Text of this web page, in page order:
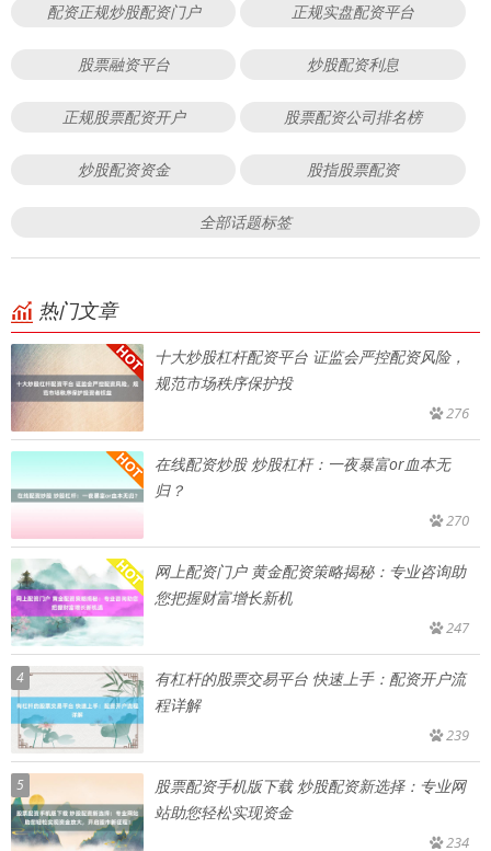
配资正规炒股配资门户 正规实盘配资平台
股票融资平台 炒股配资利息
正规股票配资开户 股票配资公司排名榜
炒股配资资金 股指股票配资
全部话题标签
热门文章
十大炒股杠杆配资平台 证监会严控配资风险，
规范市场秩序保护投
276
在线配资炒股 炒股杠杆：一夜暴富or血本无
归？
270
网上配资门户 黄金配资策略揭秘：专业咨询助
您把握财富增长新机
247
4
有杠杆的股票交易平台 快速上手：配资开户流
程详解
239
5
股票配资手机版下载 炒股配资新选择：专业网
站助您轻松实现资金
234